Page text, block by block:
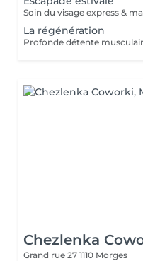
La régénération
Chezlenka
Grand rue 27 1110 Morges